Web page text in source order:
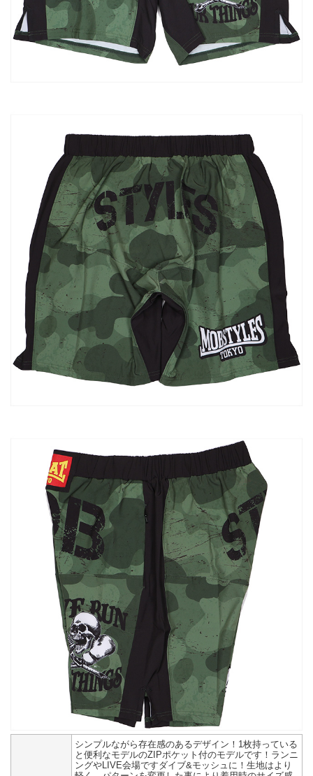
シンプルながら存在感のあるデザイン！1枚持っている
と便利なモデルのZIPポケット付のモデルです！ランニ
ングやLIVE会場ですダイブ&モッシュに！生地はより